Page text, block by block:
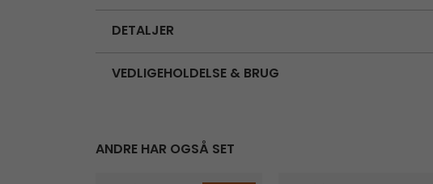
DETALJER
VEDLIGEHOLDELSE & BRUG
ANDRE HAR OGSÅ SET